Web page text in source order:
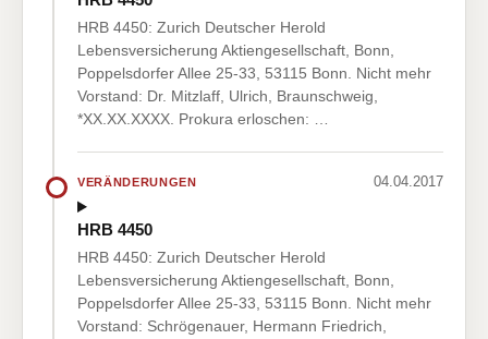
HRB 4450: Zurich Deutscher Herold
Lebensversicherung Aktiengesellschaft, Bonn,
Poppelsdorfer Allee 25-33, 53115 Bonn. Nicht mehr
Vorstand: Dr. Mitzlaff, Ulrich, Braunschweig,
*XX.XX.XXXX. Prokura erloschen: …
VERÄNDERUNGEN 04.04.2017
HRB 4450
HRB 4450: Zurich Deutscher Herold
Lebensversicherung Aktiengesellschaft, Bonn,
Poppelsdorfer Allee 25-33, 53115 Bonn. Nicht mehr
Vorstand: Schrögenauer, Hermann Friedrich,